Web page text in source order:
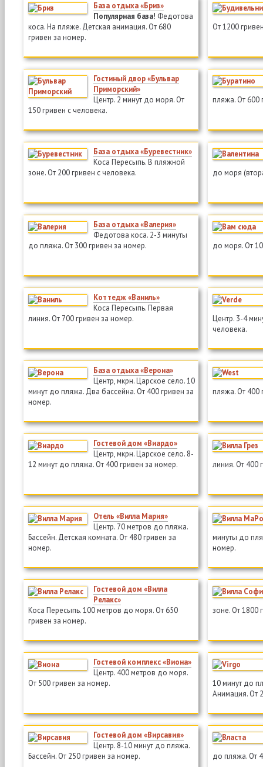
База отдыха «Бриз»
Популярная база! Федотова
коса. На пляже. Детская анимация. От 680
гривен за номер.
От 1200
Гостиный двор «Бульвар
Приморский»
Центр. 2 минут до моря. От
150 гривен с человека.
пляжа. От 600
База отдыха «Буревестник»
Коса Пересыпь. В пляжной
зоне. От 200 гривен с человека.
до моря
База отдыха «Валерия»
Федотова коса. 2-3 минуты
до пляжа. От 300 гривен за номер.
до моря. От
Коттедж «Ваниль»
Коса Пересыпь. Первая
линия. От 700 гривен за номер.
Центр. 3-4
человека.
База отдыха «Верона»
Центр, мкрн. Царское село. 10
минут до пляжа. Два бассейна. От 400 гривен за
номер.
пляжа. От 400
Гостевой дом «Виардо»
Центр, мкрн. Царское село. 8-
12 минут до пляжа. От 400 гривен за номер.
линия. От 400
Отель «Вилла Мария»
Центр. 70 метров до пляжа.
Бассейн. Детская комната. От 480 гривен за
номер.
минуты до
номер.
Гостевой дом «Вилла
Релакс»
Коса Пересыпь. 100 метров до моря. От 650
гривен за номер.
зоне. От 1800
Гостевой комплекс «Виона»
Центр. 400 метров до моря.
От 500 гривен за номер.
10 минут до
Анимация. От
Гостевой дом «Вирсавия»
Центр. 8-10 минут до пляжа.
Бассейн. От 250 гривен за номер.
до пляжа. От